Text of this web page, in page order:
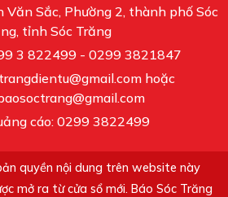
Văn Sắc, Phường 2, thành phố Sóc
tỉnh Sóc Trăng
3 822499 - 0299 3821847
hoặc
cáo: 0299 3822499
quyền nội dung trên website này
mở ra từ cửa sổ mới. Báo Sóc Trăng